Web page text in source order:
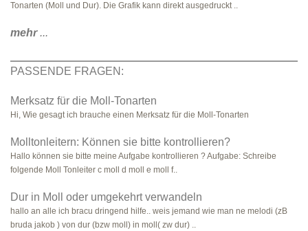
Tonarten (Moll und Dur). Die Grafik kann direkt ausgedruckt ..
mehr...
PASSENDE FRAGEN:
Merksatz für die Moll-Tonarten
Hi, Wie gesagt ich brauche einen Merksatz für die Moll-Tonarten
Molltonleitern: Können sie bitte kontrollieren?
Hallo können sie bitte meine Aufgabe kontrollieren ? Aufgabe: Schreibe
folgende Moll Tonleiter c moll d moll e moll f..
Dur in Moll oder umgekehrt verwandeln
hallo an alle ich bracu dringend hilfe.. weis jemand wie man ne melodi (zB
bruda jakob ) von dur (bzw moll) in moll( zw dur) ..